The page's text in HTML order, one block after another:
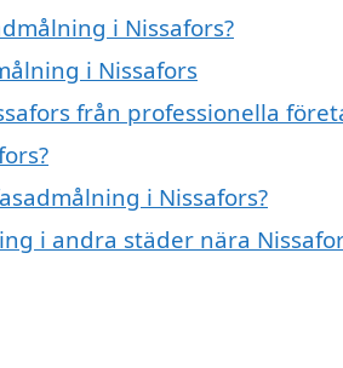
i Nissafors?
i Nissafors
från professionella
i Nissafors?
i andra städer nära